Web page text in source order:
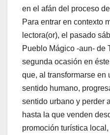
en el afán del proceso
Para entrar en contexto
lectora(or), el pasado
Pueblo Mágico -aun- de
segunda ocasión en
que, al transformarse en
sentido humano,
sentido urbano y perder
hasta la que venden
promoción turística